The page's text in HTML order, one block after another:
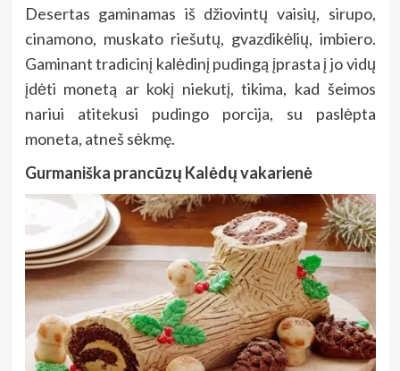
Desertas gaminamas iš džiovintų vaisių, sirupo,
cinamono, muskato riešutų, gvazdikėlių, imbiero.
Gaminant tradicinį kalėdinį pudingą įprasta į jo vidų
įdėti monetą ar kokį niekutį, tikima, kad šeimos
nariui atitekusi pudingo porcija, su paslėpta
moneta, atneš sėkmę.
Gurmaniška prancūzų Kalėdų vakarienė